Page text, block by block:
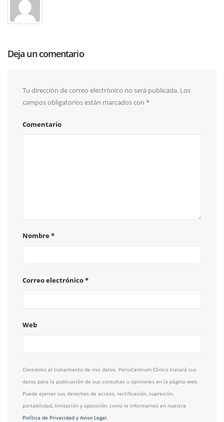
Deja un comentario
Tu dirección de correo electrónico no será publicada. Los
campos obligatorios están marcados con *
Comentario
Nombre*
Correo electrónico*
Web
Consiento el tratamiento de mis datos. PerioCentrum Clinics tratará sus
datos para la publicación de sus consultas u opiniones en la página web.
Puede ejercer sus derechos de acceso, rectificación, supresión,
portabilidad, limitación y oposición, como le informamos en nuestra
Política de Privacidad y Aviso Legal.